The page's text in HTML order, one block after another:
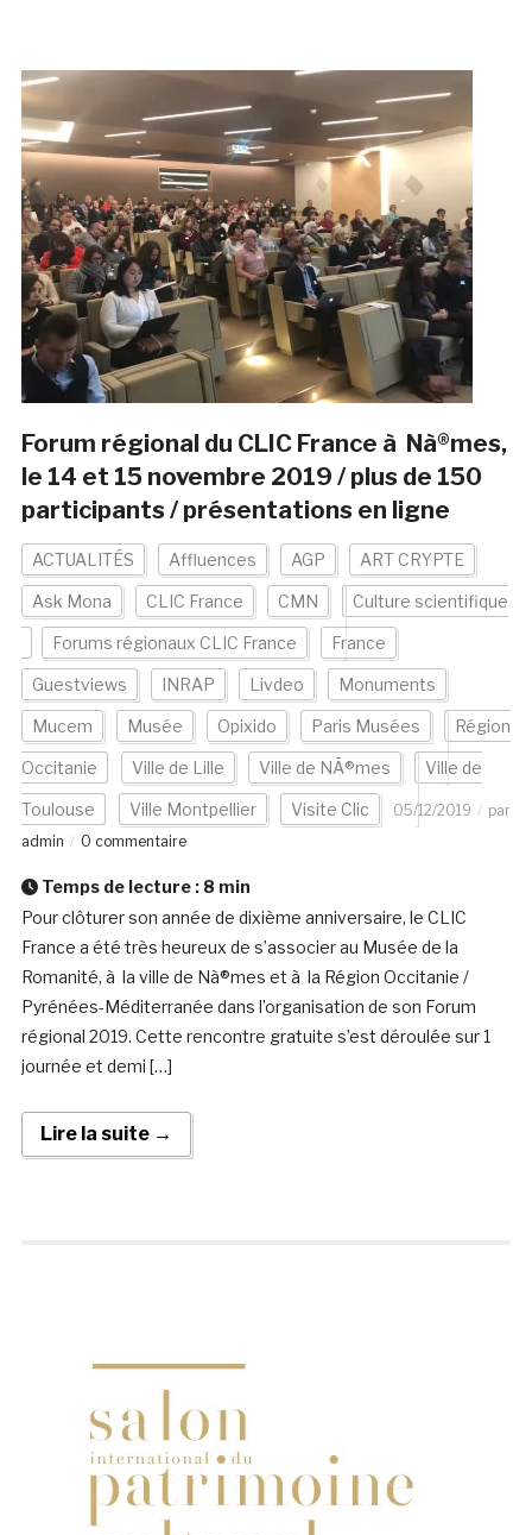
Forum régional du CLIC France à Nà®mes,
le 14 et 15 novembre 2019 / plus de 150
participants / présentations en ligne
ACTUALITÉS Affluences AGP ART CRYPTE
Ask Mona CLIC France CMN Culture scientifique
Forums régionaux CLIC France France
Guestviews INRAP Livdeo Monuments
Mucem Musée Opixido Paris Musées Région
Occitanie Ville de Lille Ville de NÃ®mes Ville de
Toulouse Ville Montpellier Visite Clic 05/12/2019
par
admin
0 commentaire
Temps de lecture : 8 min
Pour clôturer son année de dixième anniversaire, le CLIC
France a été très heureux de s’associer au Musée de la
Romanité, à la ville de Nà®mes et à la Région Occitanie /
Pyrénées-Méditerranée dans l’organisation de son Forum
régional 2019. Cette rencontre gratuite s’est déroulée sur 1
journée et demi […]
Lire la suite →